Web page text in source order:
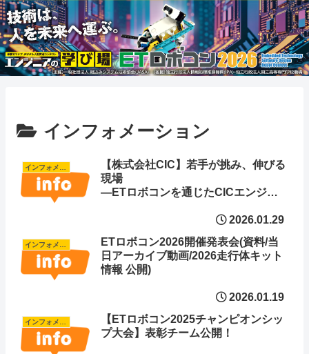
インフォメーション
インフォメーション
【株式会社CIC】若手が挑み、伸びる
現場
―ETロボコンを通じたCICエンジニ
2026.01.29
インフォメーション
ETロボコン2026開催発表会(資料/当
日アーカイブ動画/2026走行体キット
情報 公開)
2026.01.19
インフォメーション
【ETロボコン2025チャンピオンシッ
プ大会】表彰チーム公開！